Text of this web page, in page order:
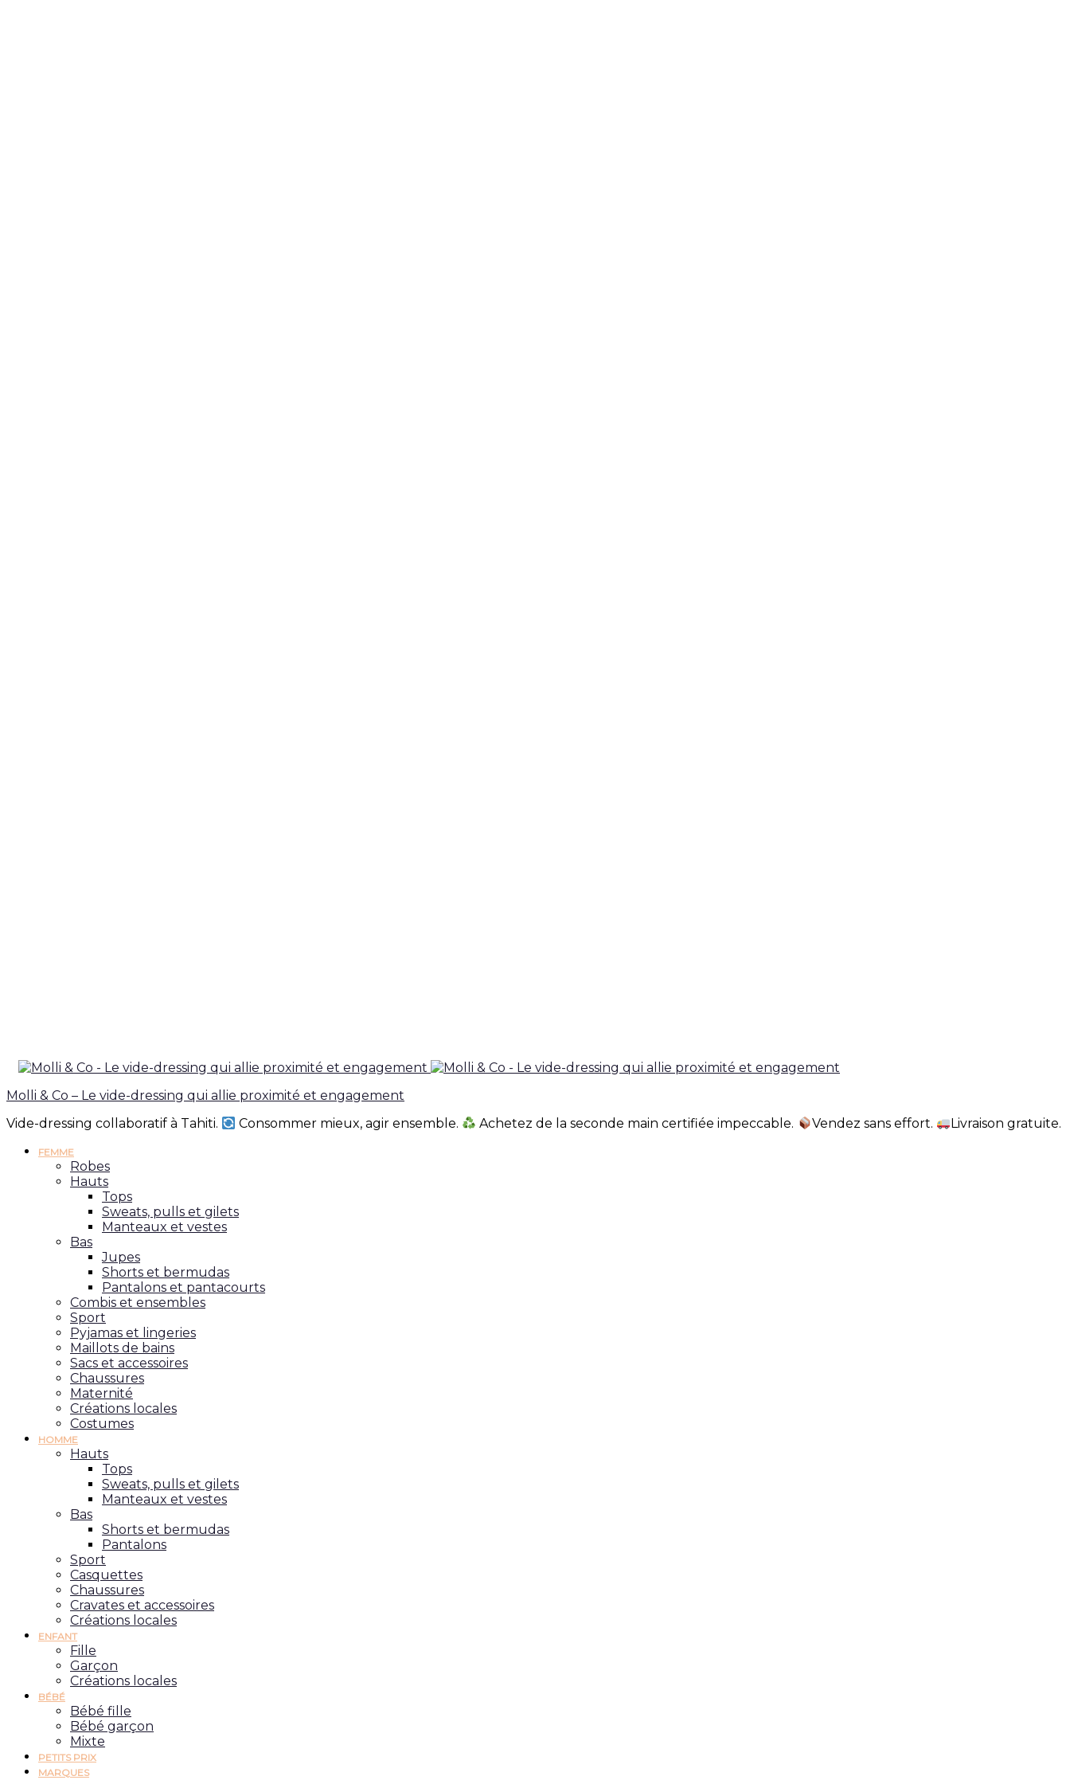
Molli & Co – Le vide-dressing qui allie proximité et engagement
Vide-dressing collaboratif à Tahiti.
Consommer mieux, agir ensemble. Achetez de la seconde main certifiée impeccable. Vendez sans effort. Livraison gratuite.
FEMME
Robes
Hauts
Tops
Sweats, pulls et gilets
Manteaux et vestes
Bas
Jupes
Shorts et bermudas
Pantalons et pantacourts
Combis et ensembles
Sport
Pyjamas et lingeries
Maillots de bains
Sacs et accessoires
Chaussures
Maternité
Créations locales
Costumes
HOMME
Hauts
Tops
Sweats, pulls et gilets
Manteaux et vestes
Bas
Shorts et bermudas
Pantalons
Sport
Casquettes
Chaussures
Cravates et accessoires
Créations locales
ENFANT
Fille
Garçon
Créations locales
BÉBÉ
Bébé fille
Bébé garçon
Mixte
PETITS PRIX
MARQUES